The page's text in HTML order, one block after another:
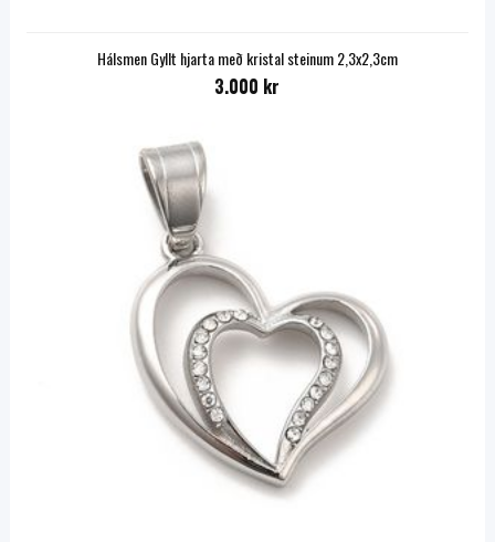
Hálsmen Gyllt hjarta með kristal steinum 2,3x2,3cm
3.000 kr